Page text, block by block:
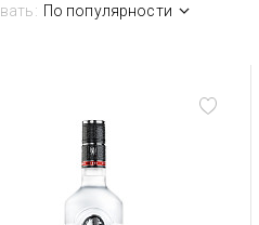
По популярности